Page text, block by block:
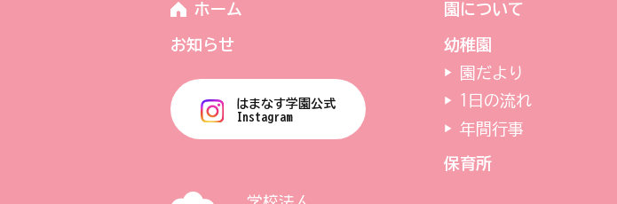
ホーム
お知らせ
はまなす学園公式
Instagram
園について
幼稚園
園だより
1日の流れ
年間行事
保育所